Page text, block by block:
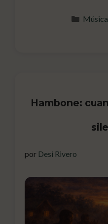
Hambone:
por Desi Rivero